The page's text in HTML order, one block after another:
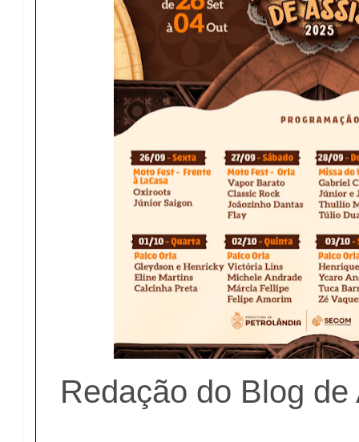
Redação do Blog